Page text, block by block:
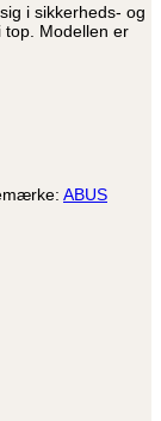
i sikkerheds- og
Modellen er
ABUS